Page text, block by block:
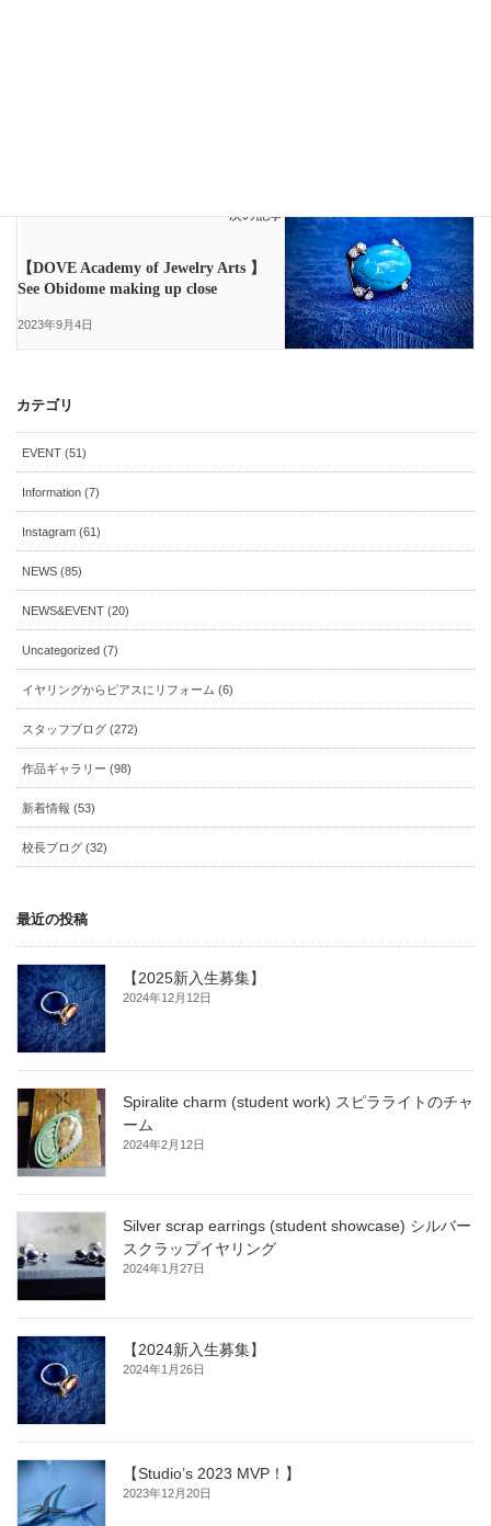
次の記事
【DOVE Academy of Jewelry Arts 】
See Obidome making up close
2023年9月4日
カテゴリ
EVENT (51)
Information (7)
Instagram (61)
NEWS (85)
NEWS&EVENT (20)
Uncategorized (7)
イヤリングからピアスにリフォーム (6)
スタッフブログ (272)
作品ギャラリー (98)
新着情報 (53)
校長ブログ (32)
最近の投稿
【2025新入生募集】
2024年12月12日
Spiralite charm (student work) スピラライトのチャ
ーム
2024年2月12日
Silver scrap earrings (student showcase) シルバー
スクラップイヤリング
2024年1月27日
【2024新入生募集】
2024年1月26日
【Studio’s 2023 MVP！】
2023年12月20日